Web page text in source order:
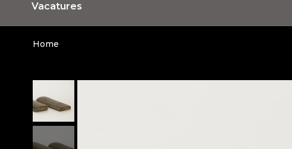
Vacatures
Home